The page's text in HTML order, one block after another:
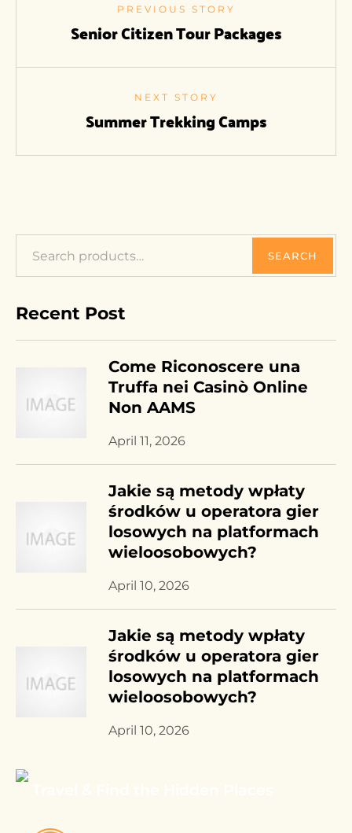
PREVIOUS STORY
Senior Citizen Tour Packages
NEXT STORY
Summer Trekking Camps
SEARCH
Recent Post
Come Riconoscere una
Truffa nei Casinò Online
Non AAMS
April 11, 2026
Jakie są metody wpłaty
środków u operatora gier
losowych na platformach
wieloosobowych?
April 10, 2026
Jakie są metody wpłaty
środków u operatora gier
losowych na platformach
wieloosobowych?
April 10, 2026